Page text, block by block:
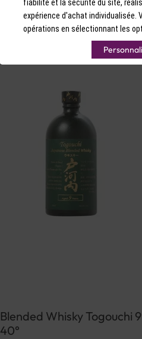
Blended Whisky Togouchi
40°
fiabilité et la sécurité du site,
expérience d'achat individualisée.
opérations en sélectionnant les